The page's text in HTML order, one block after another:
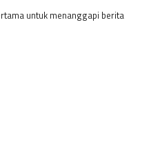
untuk menanggapi berita